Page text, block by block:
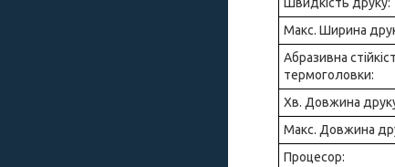
Макс. Ширина
Абразивна
термоголовки:
Хв. Довжина
Макс. Довжина
Процесор: